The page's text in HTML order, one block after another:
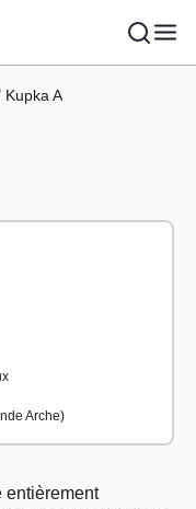
Kupka A
Arche)
entièrement